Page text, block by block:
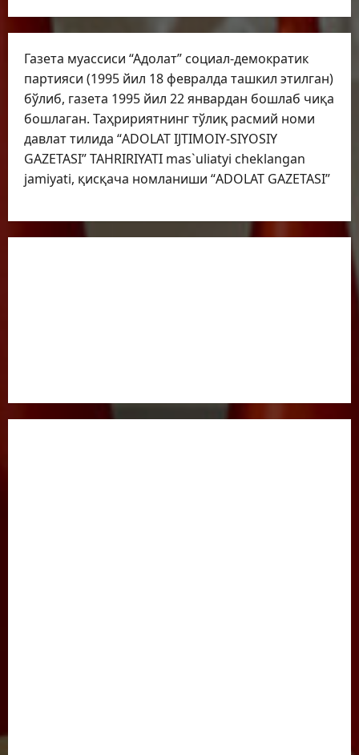
Газета муассиси “Адолат” социал-демократик
партияси (1995 йил 18 февралда ташкил этилган)
бўлиб, газета 1995 йил 22 январдан бошлаб чиқа
бошлаган. Таҳририятнинг тўлиқ расмий номи
давлат тилида “ADOLAT IJTIMOIY-SIYOSIY
GAZETASI” TAHRIRIYATI mas`uliatyi cheklangan
jamiyati, қисқача номланиши “ADOLAT GAZETASI”